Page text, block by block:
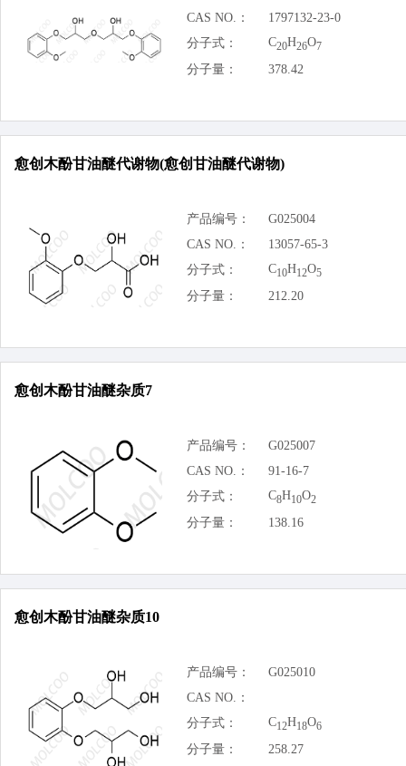
CAS NO.：
1797132-23-0
分子式：
C20H26O7
分子量： 378.42
愈创木酚甘油醚代谢物(愈创甘油醚代谢物)
产品编号：
G025004
CAS NO.：
13057-65-3
分子式：
C10H12O5
分子量： 212.20
愈创木酚甘油醚杂质7
产品编号：
G025007
CAS NO.：
91-16-7
分子式：
C8H10O2
分子量： 138.16
愈创木酚甘油醚杂质10
产品编号：
G025010
CAS NO.：
分子式：
C12H18O6
分子量： 258.27